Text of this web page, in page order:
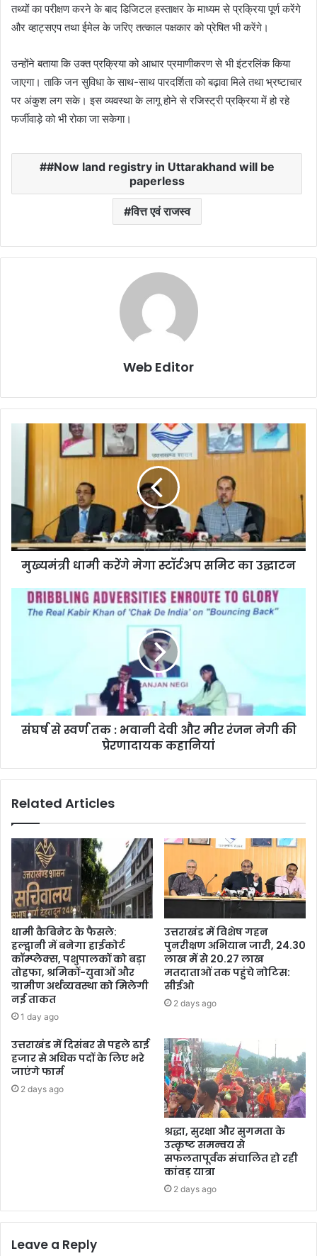
तथ्यों का परीक्षण करने के बाद डिजिटल हस्ताक्षर के माध्यम से प्रक्रिया पूर्ण करेंगे
और व्हाट्सएप तथा ईमेल के जरिए तत्काल पक्षकार को प्रेषित भी करेंगे।
उन्होंने बताया कि उक्त प्रक्रिया को आधार प्रमाणीकरण से भी इंटरलिंक किया
जाएगा। ताकि जन सुविधा के साथ-साथ पारदर्शिता को बढ़ावा मिले तथा भ्रष्टाचार
पर अंकुश लग सके। इस व्यवस्था के लागू होने से रजिस्ट्री प्रक्रिया में हो रहे
फर्जीवाड़े को भी रोका जा सकेगा।
#Now land registry in Uttarakhand will be
paperless
वित्त एवं राजस्व
Web Editor
मुख्यमंत्री धामी करेंगे मेगा स्टॉर्टअप समिट का उद्घाटन
संघर्ष से स्वर्ण तक : भवानी देवी और मीर रंजन नेगी की
प्रेरणादायक कहानियां
Related Articles
धामी कैबिनेट के फैसले:
हल्द्वानी में बनेगा हाईकोर्ट
कॉम्प्लेक्स, पशुपालकों को बड़ा
तोहफा, श्रमिकों-युवाओं और
ग्रामीण अर्थव्यवस्था को मिलेगी
नई ताकत
1 day ago
उत्तराखंड में विशेष गहन
पुनरीक्षण अभियान जारी, 24.30
लाख में से 20.27 लाख
मतदाताओं तक पहुंचे नोटिस:
सीईओ
2 days ago
उत्तराखंड में दिसंबर से पहले ढाई
हजार से अधिक पदों के लिए भरे
जाएंगे फार्म
2 days ago
श्रद्धा, सुरक्षा और सुगमता के
उत्कृष्ट समन्वय से
सफलतापूर्वक संचालित हो रही
कांवड़ यात्रा
2 days ago
Leave a Reply